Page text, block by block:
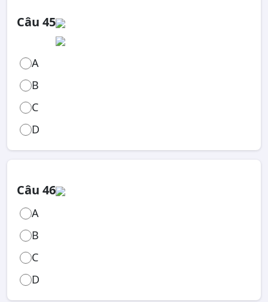
Câu 45
A
B
C
D
Câu 46
A
B
C
D